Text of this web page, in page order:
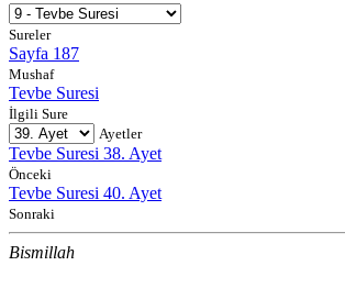
Sureler
Sayfa 187
Mushaf
Tevbe Suresi
İlgili Sure
Ayetler
Tevbe Suresi 38. Ayet
Önceki
Tevbe Suresi 40. Ayet
Sonraki
Bismillah